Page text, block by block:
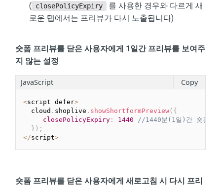
(
closePolicyExpiry
를 사용한 경우와 다르게 새
로운 탭에서는 프리뷰가 다시 노출됩니다)
숏폼 프리뷰를 닫은 사용자에게 1일간 프리뷰를 보여주
지 않는 설정
<script defer>
  cloud
. shoplive . showShortformPreview( {
closePolicyExpiry : 1440
//1440분(1일)간 숏폼프
} ) ;
</script>
JavaScript Copy
숏폼 프리뷰를 닫은 사용자에게 새로고침 시 다시 프리